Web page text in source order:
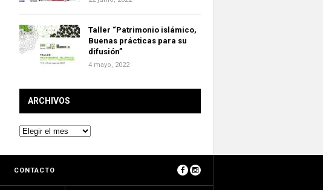
Taller “Patrimonio islámico,
Buenas prácticas para su
difusión”
4 mayo, 2022
ARCHIVOS
Archivos
CONTACTO